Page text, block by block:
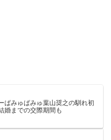
ぱみゅぱみゅ葉山奨之の馴れ初
婚までの交際期間も